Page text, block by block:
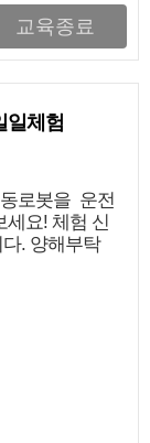
교육종료
일체험
로봇을 운전
세요! 체험 신
. 양해부탁